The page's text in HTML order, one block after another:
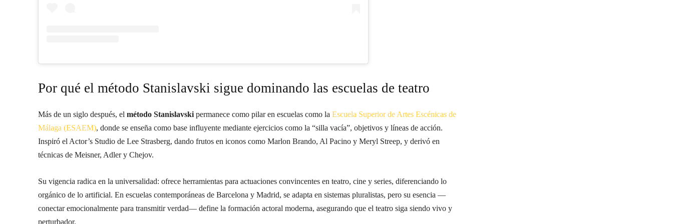
Por qué el método Stanislavski sigue dominando las escuelas de teatro
Más de un siglo después, el método Stanislavski permanece como pilar en escuelas como la Escuela Superior de Artes Escénicas de
Málaga (ESAEM), donde se enseña como base influyente mediante ejercicios como la “silla vacía”, objetivos y líneas de acción.
Inspiró el Actor’s Studio de Lee Strasberg, dando frutos en iconos como Marlon Brando, Al Pacino y Meryl Streep, y derivó en
técnicas de Meisner, Adler y Chejov.
Su vigencia radica en la universalidad: ofrece herramientas para actuaciones convincentes en teatro, cine y series, diferenciando lo
orgánico de lo artificial. En escuelas contemporáneas de Barcelona y Madrid, se adapta en sistemas pluralistas, pero su esencia —
conectar emocionalmente para transmitir verdad— define la formación actoral moderna, asegurando que el teatro siga siendo vivo y
perturbador.